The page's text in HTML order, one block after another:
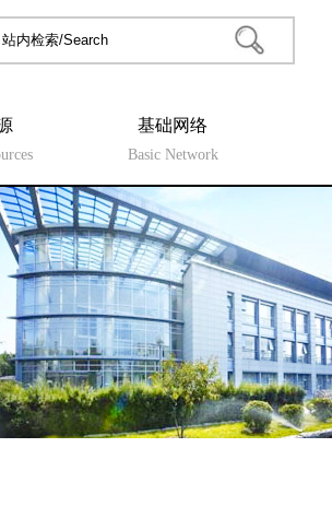
基础网络
Basic Network